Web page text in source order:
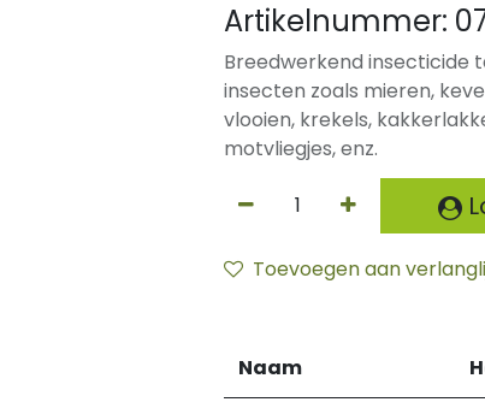
Artikelnummer:
Breedwerkend insecticide
insecten zoals mieren,
vlooien, krekels,
motvliegjes, enz.
Toevoegen aan
Naam